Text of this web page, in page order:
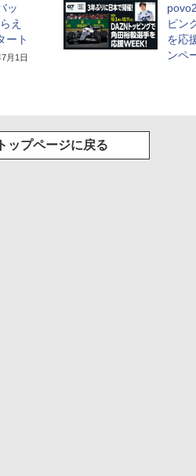
ッ
え
ート
月1日
ピン
を応
ンペ
トップページに戻る